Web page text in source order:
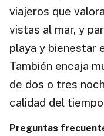
viajeros que
vistas al mar, y
playa y bienestar
También encaja
de dos o tres
calidad del
Preguntas